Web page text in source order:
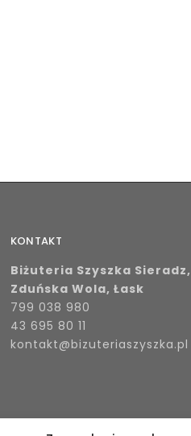
KONTAKT
Biżuteria Szyszka Sieradz,
Zduńska Wola, Łask
799 038 980
43 695 80 11
kontakt@bizuteriaszyszka.pl